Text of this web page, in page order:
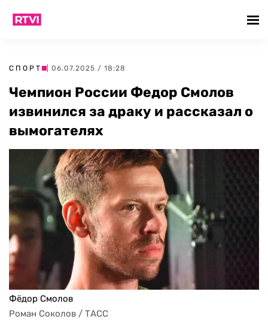
СПОРТ | 06.07.2025 / 18:28
Чемпион России Федор Смолов
извинился за драку и рассказал о
вымогателях
Фёдор Смолов
Роман Соколов / ТАСС